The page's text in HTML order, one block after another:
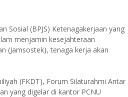
Sosial (BPJS) Ketenagakerjaan yang
menjamin kesejahteraan
(Jamsostek), tenaga kerja akan
(FKDT), Forum Silaturahmi Antar
yang digelar di kantor PCNU